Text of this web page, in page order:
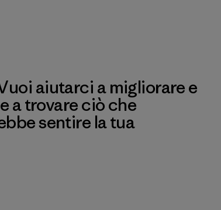
aiutarci a migliorare e
a trovare ciò che
sentire la tua